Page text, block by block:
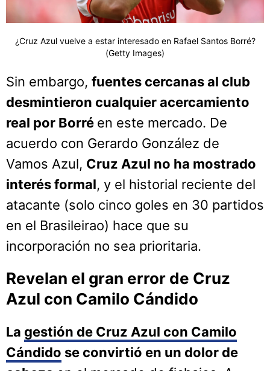
¿Cruz Azul vuelve a estar interesado en Rafael Santos Borré?
(Getty Images)
Sin embargo, fuentes cercanas al club
desmintieron cualquier acercamiento
real por Borré en este mercado. De
acuerdo con Gerardo González de
Vamos Azul, Cruz Azul no ha mostrado
interés formal, y el historial reciente del
atacante (solo cinco goles en 30 partidos
en el Brasileirao) hace que su
incorporación no sea prioritaria.
Revelan el gran error de Cruz
Azul con Camilo Cándido
La gestión de Cruz Azul con Camilo
Cándido se convirtió en un dolor de